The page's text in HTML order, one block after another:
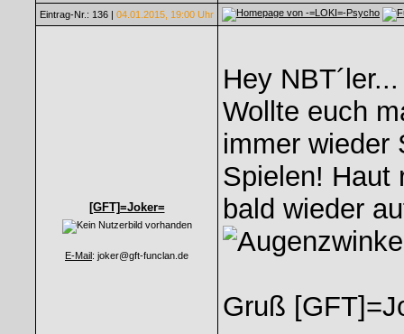
Eintrag-Nr.: 136 | 04.01.2015, 19:00 Uhr
[GFT]=Joker=
E-Mail: joker@gft-funclan.de
Hey NBT´ler...
Wollte euch
immer wieder
Spielen! Haut
bald wieder
Gruß